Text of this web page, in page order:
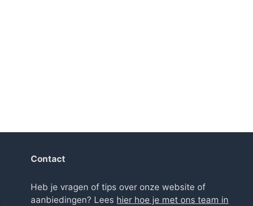
Contact
Heb je vragen of tips over onze website of
aanbiedingen? Lees hier hoe je met ons team in